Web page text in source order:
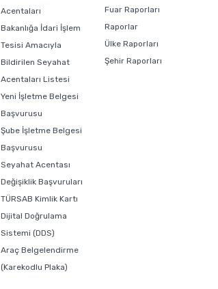
Acentaları
Bakanlığa İdari İşlem
Tesisi Amacıyla
Bildirilen Seyahat
Acentaları Listesi
Yeni İşletme Belgesi
Başvurusu
Şube İşletme Belgesi
Başvurusu
Seyahat Acentası
Değişiklik Başvuruları
TÜRSAB Kimlik Kartı
Dijital Doğrulama
Sistemi (DDS)
Araç Belgelendirme
(Karekodlu Plaka)
Fuar Raporları
Raporlar
Ülke Raporları
Şehir Raporları